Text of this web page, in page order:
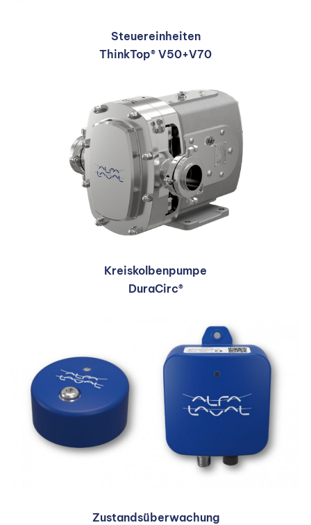
Steuereinheiten
ThinkTop® V50+V70
Kreiskolbenpumpe
DuraCirc®
Zustandsüberwachung